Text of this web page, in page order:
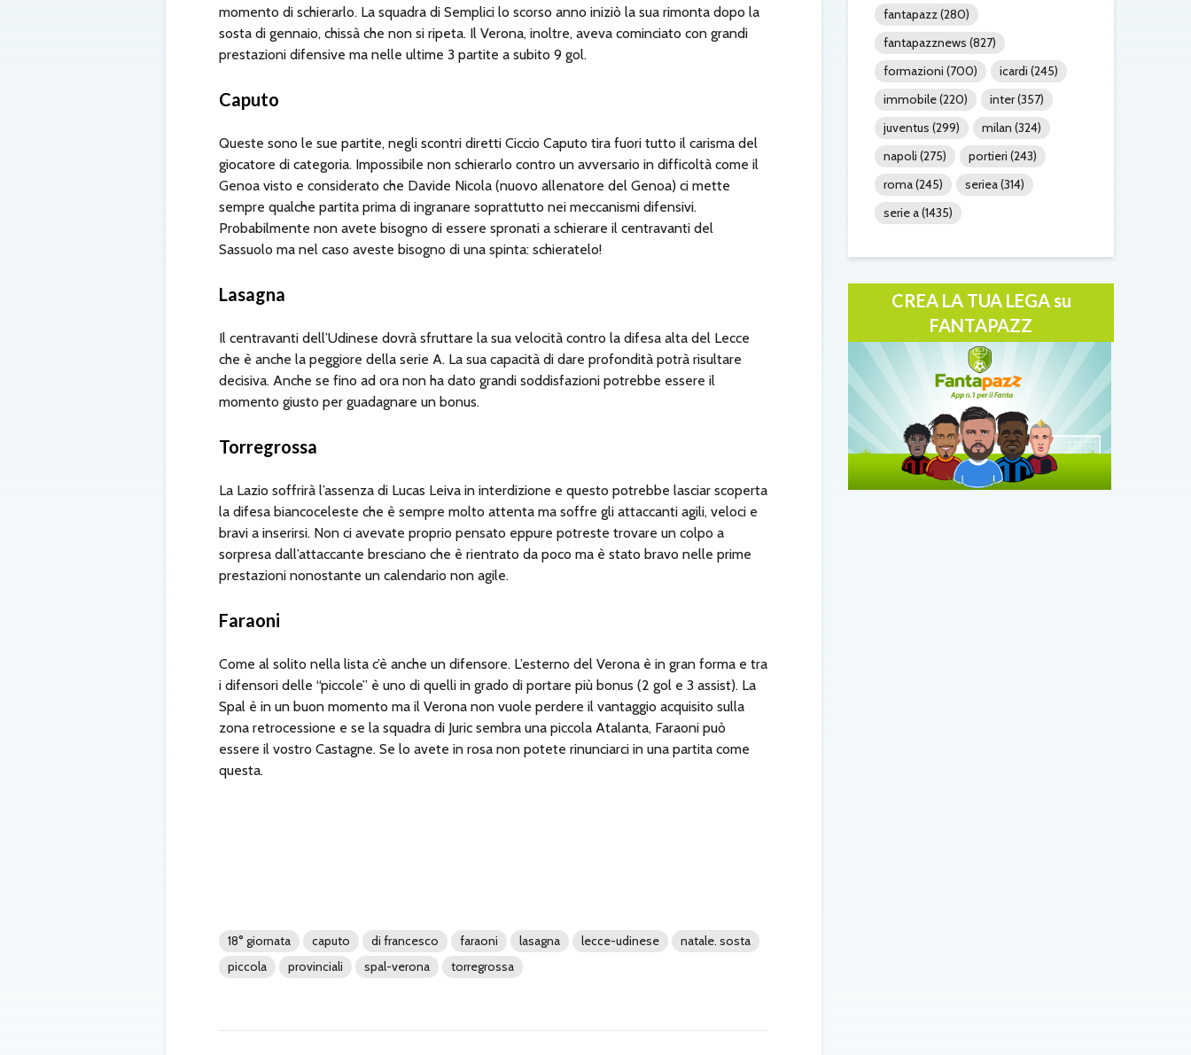
momento di schierarlo. La squadra di Semplici lo scorso anno iniziò la sua rimonta dopo la
sosta di gennaio, chissà che non si ripeta. Il Verona, inoltre, aveva cominciato con grandi
prestazioni difensive ma nelle ultime 3 partite a subito 9 gol.
Caputo
Queste sono le sue partite, negli scontri diretti Ciccio Caputo tira fuori tutto il carisma del
giocatore di categoria. Impossibile non schierarlo contro un avversario in difficoltà come il
Genoa visto e considerato che Davide Nicola (nuovo allenatore del Genoa) ci mette
sempre qualche partita prima di ingranare soprattutto nei meccanismi difensivi.
Probabilmente non avete bisogno di essere spronati a schierare il centravanti del
Sassuolo ma nel caso aveste bisogno di una spinta: schieratelo!
Lasagna
Il centravanti dell’Udinese dovrà sfruttare la sua velocità contro la difesa alta del Lecce
che è anche la peggiore della serie A. La sua capacità di dare profondità potrà risultare
decisiva. Anche se fino ad ora non ha dato grandi soddisfazioni potrebbe essere il
momento giusto per guadagnare un bonus.
Torregrossa
La Lazio soffrirà l’assenza di Lucas Leiva in interdizione e questo potrebbe lasciar scoperta
la difesa biancoceleste che è sempre molto attenta ma soffre gli attaccanti agili, veloci e
bravi a inserirsi. Non ci avevate proprio pensato eppure potreste trovare un colpo a
sorpresa dall’attaccante bresciano che è rientrato da poco ma è stato bravo nelle prime
prestazioni nonostante un calendario non agile.
Faraoni
Come al solito nella lista c’è anche un difensore. L’esterno del Verona è in gran forma e tra
i difensori delle “piccole” è uno di quelli in grado di portare più bonus (2 gol e 3 assist). La
Spal è in un buon momento ma il Verona non vuole perdere il vantaggio acquisito sulla
zona retrocessione e se la squadra di Juric sembra una piccola Atalanta, Faraoni può
essere il vostro Castagne. Se lo avete in rosa non potete rinunciarci in una partita come
questa.
18° giornata caputo di francesco faraoni lasagna lecce-udinese
natale. sosta
piccola
provinciali spal-verona torregrossa
fantapazz(280)
fantapazznews (827)
formazioni (700) icardi (245)
immobile(220) inter(357)
juventus (299) milan (324)
napoli (275) portieri (243)
roma(245) seriea(314)
serie a(1435)
CREA LA TUA LEGA su
FANTAPAZZ